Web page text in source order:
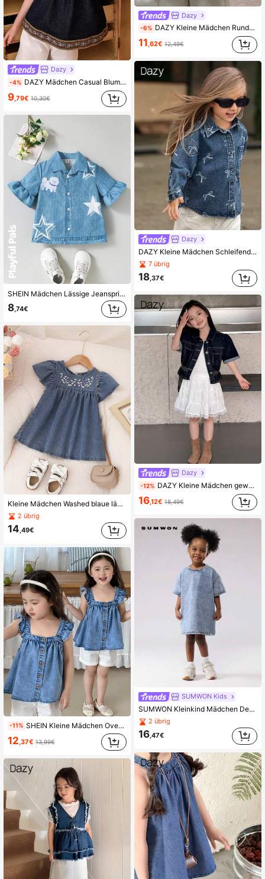
Dazy
-4% DAZY Mädchen Casual Blume Muster Trägerhemd Jeans Top, Sommerurlaub
9,79€ 10,30€
SHEIN Mädchen Lässige Jeansprint Rüschen Ärmel Bluse
8 ,74€
Kleine Mädchen Washed blaue lässige lose Bluse mit Gänseblümchen Muster und Rüschenärmeln, süß und für den Alltagsgebrauch
2 übrig
14,49€
-11% SHEIN Kleine Mädchen Oversized Top mit Rüschen am Ärmel in Blau Jeans, für Frühling und Sommer
12 ,37€ 13,99€
Dazy
-6% DAZY Kleine Mädchen Rundhals Lässig Rüschen Saum Verwaschen Locker Kurzarm Jeans Tops Sommer
11,62€ 12,49€
Dazy
DAZY Kleine Mädchen Schleifendruck Lässig Koreanischer Stil Jeans Top
7 übrig
18 ,37€
Dazy
-12% DAZY Kleine Mädchen gewaschene lässige koreanische Stil Retro Jeans Bluse
16,12€ 18,49€
SUMWON Kids
SUMWON Kleinkind Mädchen Denim Kleid Leichte Waschung Klassische Baumwolle Jeans Sommer Mini Kleid Lässiger Frühlingsstil Kinder Mode Kurzarm A-Linie Kleid
2 übrig
16,47€